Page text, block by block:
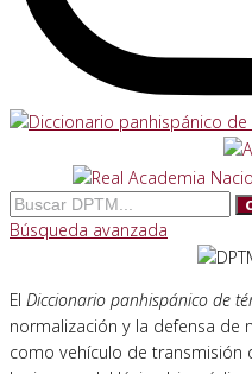
Búsqueda avanzada
El Diccionario panhispánico de
normalización y la defensa
como vehículo de